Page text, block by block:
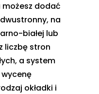
dodać
na
białej lub
liczbę stron
a system
okładki i